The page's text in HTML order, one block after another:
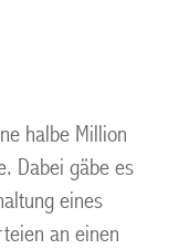
halbe Million
Dabei gäbe es
eines
an einen